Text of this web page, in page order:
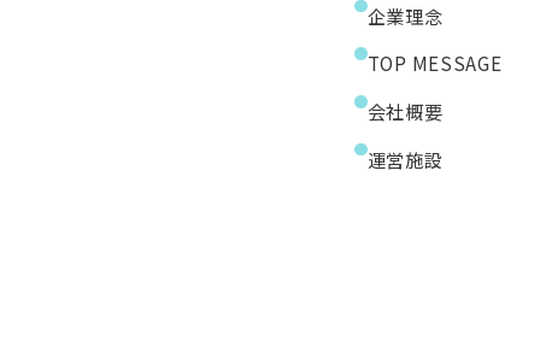
企業理念
TOP MESSAGE
会社概要
運営施設